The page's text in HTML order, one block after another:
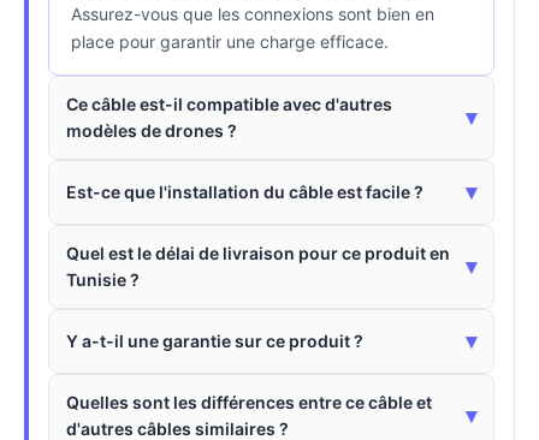
Assurez-vous que les connexions sont bien en
place pour garantir une charge efficace.
Ce câble est-il compatible avec d'autres
modèles de drones ?
▾
Est-ce que l'installation du câble est facile ? ▾
Quel est le délai de livraison pour ce produit en
Tunisie ?
▾
Y a-t-il une garantie sur ce produit ? ▾
Quelles sont les différences entre ce câble et
d'autres câbles similaires ?
▾